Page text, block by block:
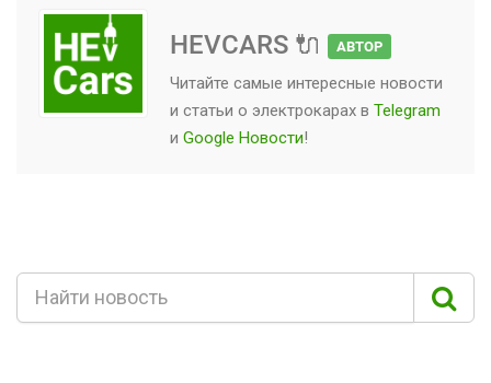
HEVCARS 🔌 АВТОР
Читайте самые интересные новости
и статьи о электрокарах в Telegram
и Google Новости!